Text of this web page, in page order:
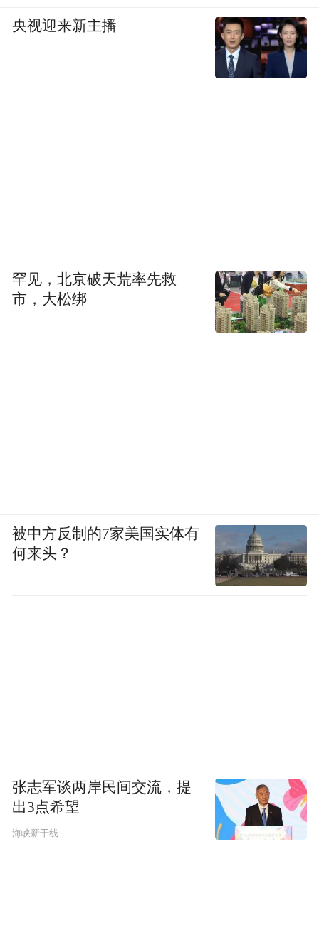
央视迎来新主播
罕见，北京破天荒率先救
市，大松绑
被中方反制的7家美国实体有
何来头？
张志军谈两岸民间交流，提
出3点希望
海峡新干线